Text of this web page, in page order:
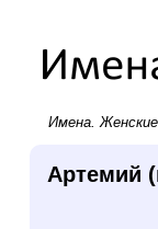
Имена.
Артемий